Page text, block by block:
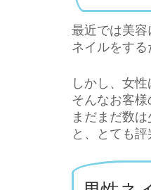
最近では美容
ネイルをす
しかし、女
そんなお客
まだまだ数
と、とても評